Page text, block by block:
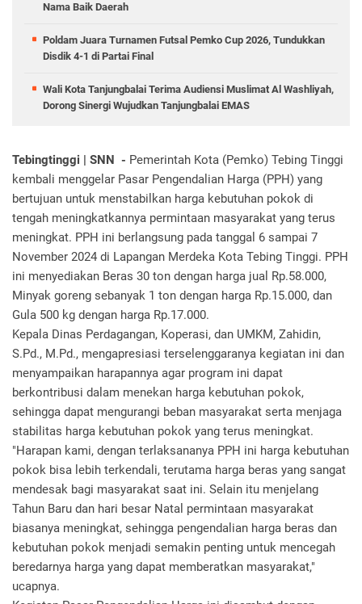
Nama Baik Daerah
Poldam Juara Turnamen Futsal Pemko Cup 2026, Tundukkan
Disdik 4-1 di Partai Final
Wali Kota Tanjungbalai Terima Audiensi Muslimat Al Washliyah,
Dorong Sinergi Wujudkan Tanjungbalai EMAS
Tebingtinggi | SNN - Pemerintah Kota (Pemko) Tebing Tinggi
kembali menggelar Pasar Pengendalian Harga (PPH) yang
bertujuan untuk menstabilkan harga kebutuhan pokok di
tengah meningkatkannya permintaan masyarakat yang terus
meningkat. PPH ini berlangsung pada tanggal 6 sampai 7
November 2024 di Lapangan Merdeka Kota Tebing Tinggi. PPH
ini menyediakan Beras 30 ton dengan harga jual Rp.58.000,
Minyak goreng sebanyak 1 ton dengan harga Rp.15.000, dan
Gula 500 kg dengan harga Rp.17.000.
Kepala Dinas Perdagangan, Koperasi, dan UMKM, Zahidin,
S.Pd., M.Pd., mengapresiasi terselenggaranya kegiatan ini dan
menyampaikan harapannya agar program ini dapat
berkontribusi dalam menekan harga kebutuhan pokok,
sehingga dapat mengurangi beban masyarakat serta menjaga
stabilitas harga kebutuhan pokok yang terus meningkat.
"Harapan kami, dengan terlaksananya PPH ini harga kebutuhan
pokok bisa lebih terkendali, terutama harga beras yang sangat
mendesak bagi masyarakat saat ini. Selain itu menjelang
Tahun Baru dan hari besar Natal permintaan masyarakat
biasanya meningkat, sehingga pengendalian harga beras dan
kebutuhan pokok menjadi semakin penting untuk mencegah
beredarnya harga yang dapat memberatkan masyarakat,"
ucapnya.